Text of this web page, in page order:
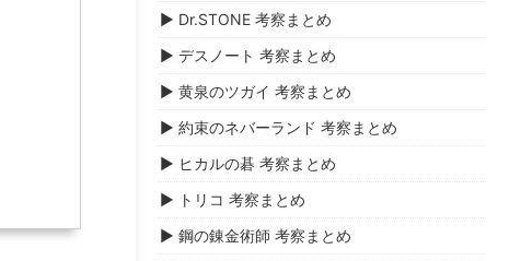
▶ Dr.STONE 考察まとめ
▶ デスノート 考察まとめ
▶ 黄泉のツガイ 考察まとめ
▶ 約束のネバーランド 考察まとめ
▶ ヒカルの碁 考察まとめ
▶ トリコ 考察まとめ
▶ 鋼の錬金術師 考察まとめ